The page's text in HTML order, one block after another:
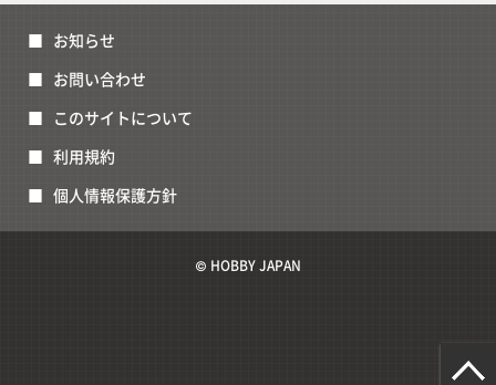
お知らせ
お問い合わせ
このサイトについて
利用規約
個人情報保護方針
© HOBBY JAPAN